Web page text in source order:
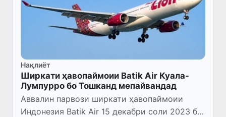
Нақлиёт
Ширкати ҳавопаймоии Batik Air Куала-
Лумпурро бо Тошканд мепайвандад
Аввалин парвози ширкати ҳавопаймоии
Индонезия Batik Air 15 декабри соли 2023 ба